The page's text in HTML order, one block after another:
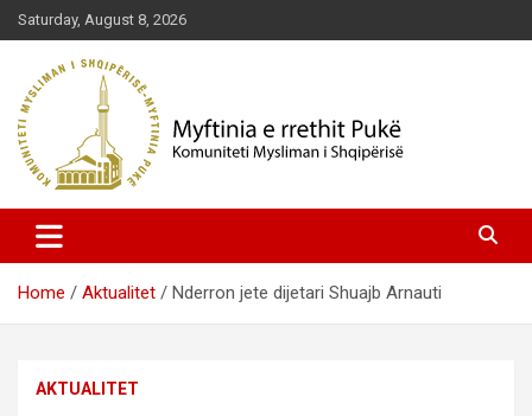
Skip
to
content
Saturday, August 8, 2026
Myftinia Pukë | Faqja Zyrtare
Home Aktualitet Nderron jete dijetari Shuajb Arnauti
AKTUALITET